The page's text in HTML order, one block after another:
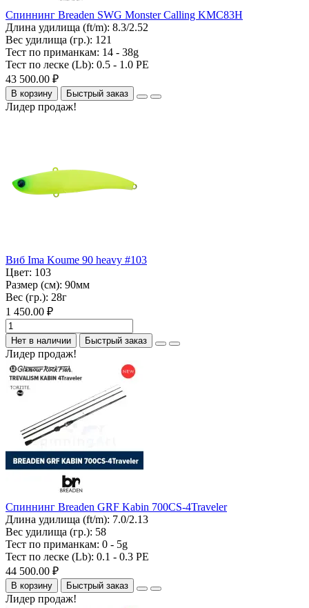
Спиннинг Breaden SWG Monster Calling KMC83H
Длина удилища (ft/m): 8.3/2.52
Вес удилища (гр.): 121
Тест по приманкам: 14 - 38g
Тест по леске (Lb): 0.5 - 1.0 PE
43 500.00 ₽
В корзину Быстрый заказ
Лидер продаж!
Виб Ima Koume 90 heavy #103
Цвет: 103
Размер (см): 90мм
Вес (гр.): 28г
1 450.00 ₽
Нет в наличии Быстрый заказ
Лидер продаж!
Спиннинг Breaden GRF Kabin 700CS-4Traveler
Длина удилища (ft/m): 7.0/2.13
Вес удилища (гр.): 58
Тест по приманкам: 0 - 5g
Тест по леске (Lb): 0.1 - 0.3 PE
44 500.00 ₽
В корзину Быстрый заказ
Лидер продаж!